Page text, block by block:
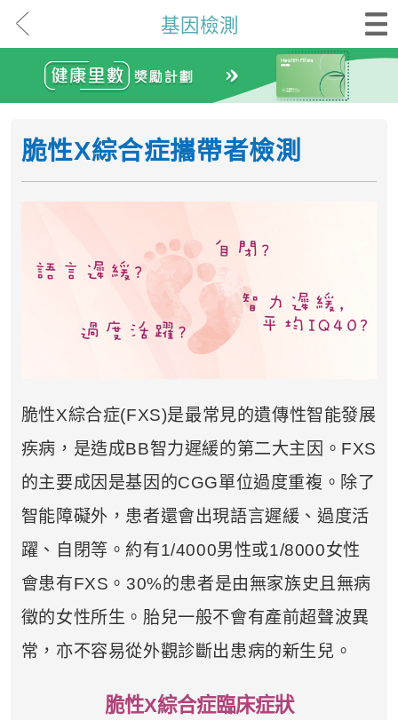
基因檢測
脆性X綜合症攜帶者檢測
脆性X綜合症(FXS)是最常見的遺傳性智能發展
疾病，是造成BB智力遲緩的第二大主因。FXS
的主要成因是基因的CGG單位過度重複。除了
智能障礙外，患者還會出現語言遲緩、過度活
躍、自閉等。約有1/4000男性或1/8000女性
會患有FXS。30%的患者是由無家族史且無病
徵的女性所生。胎兒一般不會有產前超聲波異
常，亦不容易從外觀診斷出患病的新生兒。
脆性X綜合症臨床症狀